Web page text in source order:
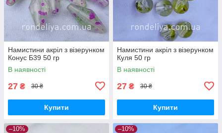
Намистини акріл з візерунком
Конус Б39 50 гр
В наявності
27 ₴ 30 ₴
Купити
Намистини акріл з візерунком
Куля 50 гр
В наявності
27 ₴ 30 ₴
Купити
–10% –10%